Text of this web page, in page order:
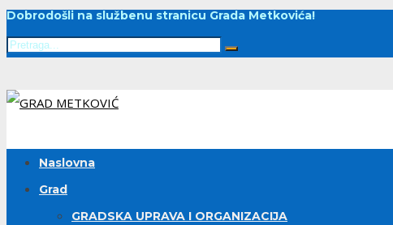
Dobrodošli na službenu stranicu Grada Metkovića!
Naslovna
Grad
GRADSKA UPRAVA I ORGANIZACIJA